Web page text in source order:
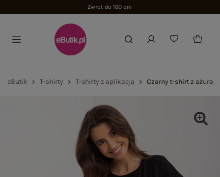
Zwrot do 100 dni
eButik T-shirty T-shirty z aplikacją Czarny t-shirt z